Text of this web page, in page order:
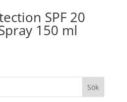
SPF 20
150 ml